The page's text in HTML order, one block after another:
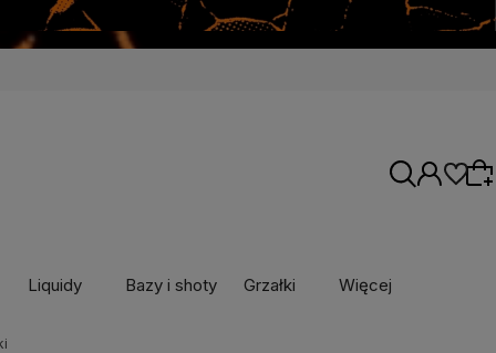
Liquidy Bazy i shoty Grzałki Więcej